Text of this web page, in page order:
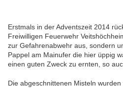
Erstmals in der Adventszeit 2014
Freiwilligen Feuerwehr
zur Gefahrenabwehr aus, sondern
Pappel am Mainufer die hier üppig
einen guten Zweck zu ernten, so
Die abgeschnittenen Misteln